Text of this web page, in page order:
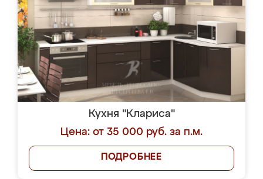
Кухня "Клариса"
Цена: от 35 000 руб. за п.м.
ПОДРОБНЕЕ